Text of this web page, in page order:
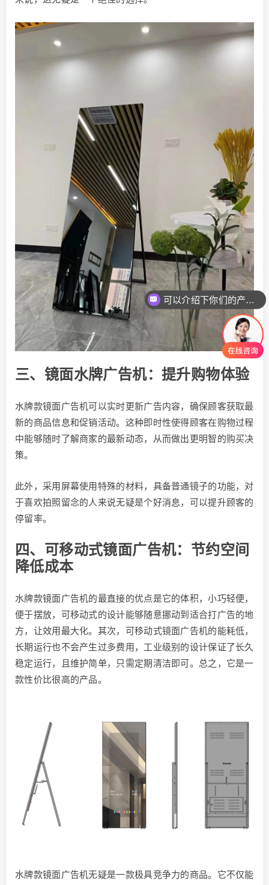
三、镜面水牌广告机：提升购物体验
水牌款镜面广告机可以实时更新广告内容，确保顾客获取最
新的商品信息和促销活动。这种即时性使得顾客在购物过程
中能够随时了解商家的最新动态，从而做出更明智的购买决
策。
此外，采用屏幕使用特殊的材料，具备普通镜子的功能，对
于喜欢拍照留念的人来说无疑是个好消息，可以提升顾客的
停留率。
四、可移动式镜面广告机：节约空间
降低成本
水牌款镜面广告机的最直接的优点是它的体积，小巧轻便，
便于摆放，可移动式的设计能够随意挪动到适合打广告的地
方，让效用最大化。其次，可移动式镜面广告机的能耗低，
长期运行也不会产生过多费用，工业级别的设计保证了长久
稳定运行，且维护简单，只需定期清洁即可。总之，它是一
款性价比很高的产品。
水牌款镜面广告机无疑是一款极具竞争力的商品。它不仅能
你们是怎么收费的呢